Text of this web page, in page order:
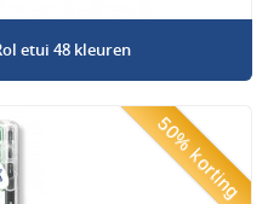
etui 48 kleuren
50% korting